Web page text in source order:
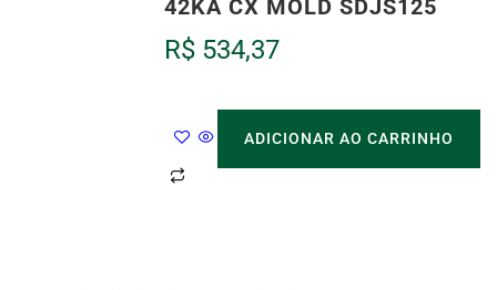
42KA CX MOLD SDJS125
R$ 534,37
ADICIONAR AO CARRINHO